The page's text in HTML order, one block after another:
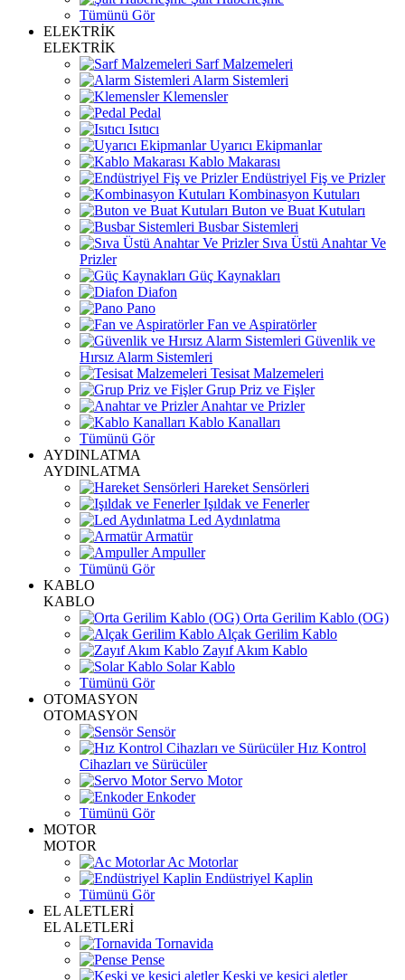
Tümünü Gör
ELEKTRİK
ELEKTRİK
Sarf Malzemeleri
Alarm Sistemleri
Klemensler
Pedal
Isıtıcı
Uyarıcı Ekipmanlar
Kablo Makarası
Endüstriyel Fiş ve Prizler
Kombinasyon Kutuları
Buton ve Buat Kutuları
Busbar Sistemleri
Sıva Üstü Anahtar Ve
Prizler
Güç Kaynakları
Diafon
Pano
Fan ve Aspiratörler
Güvenlik ve
Hırsız Alarm Sistemleri
Tesisat Malzemeleri
Grup Priz ve Fişler
Anahtar ve Prizler
Kablo Kanalları
Tümünü Gör
AYDINLATMA
AYDINLATMA
Hareket Sensörleri
Işıldak ve Fenerler
Led Aydınlatma
Armatür
Ampuller
Tümünü Gör
KABLO
KABLO
Orta Gerilim Kablo (OG)
Alçak Gerilim Kablo
Zayıf Akım Kablo
Solar Kablo
Tümünü Gör
OTOMASYON
OTOMASYON
Sensör
Hız Kontrol
Cihazları ve Sürücüler
Servo Motor
Enkoder
Tümünü Gör
MOTOR
MOTOR
Ac Motorlar
Endüstriyel Kaplin
Tümünü Gör
EL ALETLERİ
EL ALETLERİ
Tornavida
Pense
Keski ve kesici aletler